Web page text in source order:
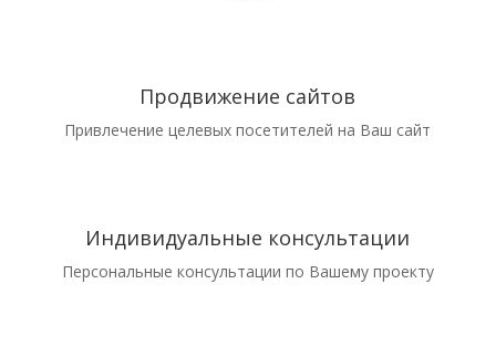
Продвижение сайтов
Привлечение целевых посетителей на Ваш сайт
Индивидуальные консультации
Персональные консультации по Вашему проекту